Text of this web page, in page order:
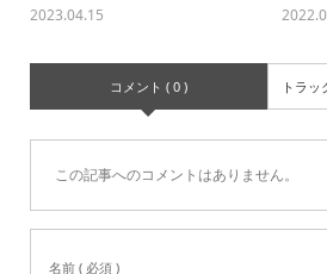
2023.04.15
コメント ( 0 ) トラッ
この記事へのコメントはありません。
名前 ( 必須 )